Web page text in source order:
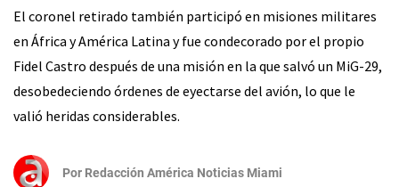
El coronel retirado también participó en misiones militares
en África y América Latina y fue condecorado por el propio
Fidel Castro después de una misión en la que salvó un MiG-29,
desobedeciendo órdenes de eyectarse del avión, lo que le
valió heridas considerables.
Por Redacción América Noticias Miami